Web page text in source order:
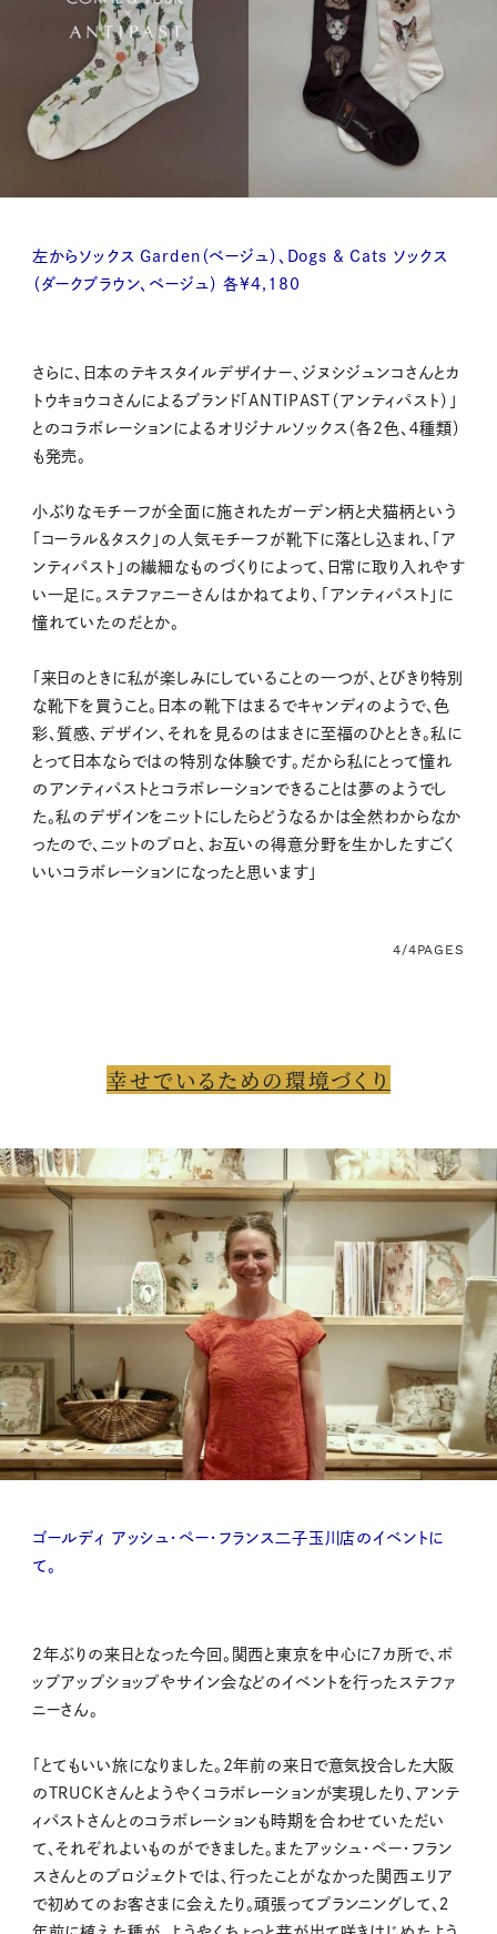
左からソックス Garden（ベージュ）、Dogs & Cats ソックス
（ダークブラウン、ベージュ） 各¥4,180
さらに、日本のテキスタイルデザイナー、ジヌシジュンコさんとカ
トウキョウコさんによるブランド「ANTIPAST（アンティパスト）」
とのコラボレーションによるオリジナルソックス（各2色、４種類）
も発売。
小ぶりなモチーフが全面に施されたガーデン柄と犬猫柄という
「コーラル＆タスク」の人気モチーフが靴下に落とし込まれ、「ア
ンティパスト」の繊細なものづくりによって、日常に取り入れやす
い一足に。ステファニーさんはかねてより、「アンティパスト」に
憧れていたのだとか。
「来日のときに私が楽しみにしていることの一つが、とびきり特別
な靴下を買うこと。日本の靴下はまるでキャンディのようで、色
彩、質感、デザイン、それを見るのはまさに至福のひととき。私に
とって日本ならではの特別な体験です。だから私にとって憧れ
のアンティパストとコラボレーションできることは夢のようでし
た。私のデザインをニットにしたらどうなるかは全然わからなか
ったので、ニットのプロと、お互いの得意分野を生かしたすごく
いいコラボレーションになったと思います」
4/4PAGES
幸せでいるための環境づくり
ゴールディ アッシュ・ペー・フランス二子玉川店のイベントに
て。
2年ぶりの来日となった今回。関西と東京を中心に７カ所で、ポ
ップアップショップやサイン会などのイベントを行ったステファ
ニーさん。
「とてもいい旅になりました。2年前の来日で意気投合した大阪
のTRUCKさんとようやくコラボレーションが実現したり、アンテ
ィパストさんとのコラボレーションも時期を合わせていただい
て、それぞれよいものができました。またアッシュ・ペー・フラン
スさんとのプロジェクトでは、行ったことがなかった関西エリア
で初めてのお客さまに会えたり。頑張ってプランニングして、２